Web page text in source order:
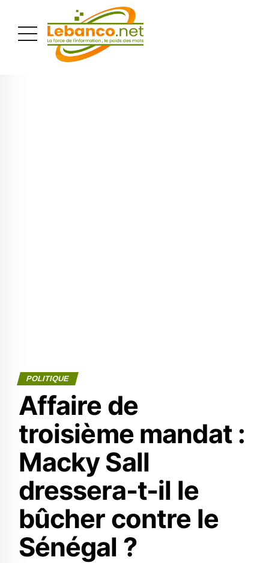
POLITIQUE
Affaire de
troisième mandat :
Macky Sall
dressera-t-il le
bûcher contre le
Sénégal ?